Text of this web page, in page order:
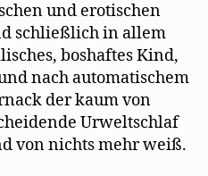
und erotischen
schließlich in allem
boshaftes Kind,
nach automatischem
der kaum von
Urweltschlaf
von nichts mehr weiß.